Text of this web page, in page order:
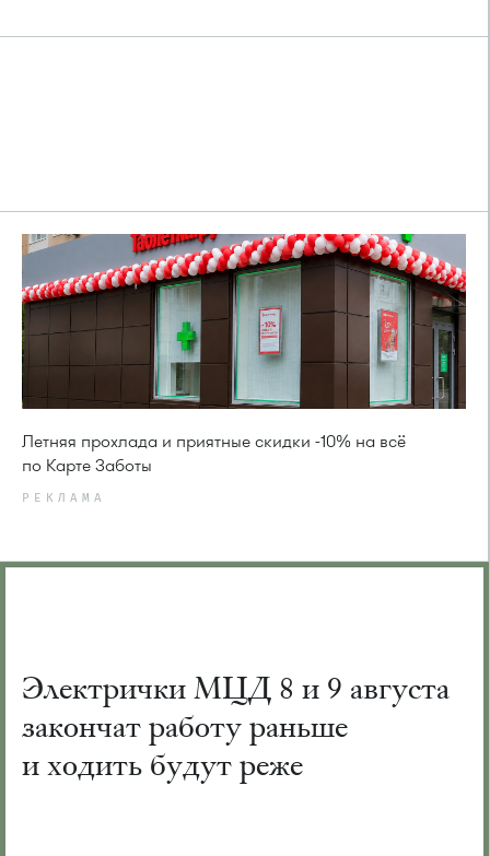
Летняя прохлада и приятные скидки -10% на всё
по Карте Заботы
РЕКЛАМА
Электрички МЦД 8 и 9 августа
закончат работу раньше
и ходить будут реже